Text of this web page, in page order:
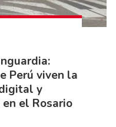
Perú viven la
y
el Rosario